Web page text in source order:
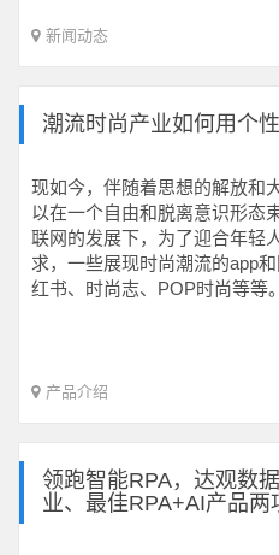
新闻动态
潮流时尚产业如何用个
现如今，伴随着思想的解放和
以在一个自由和脱离意识形态
联网的发展下，为了迎合年轻
求，一些展现时尚潮流的app
红书、时尚志、POP时尚等等
产品介绍
领跑智能RPA，达观数
业、最佳RPA+AI产品两